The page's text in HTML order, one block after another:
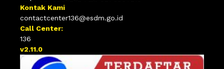
Kontak Kami
contactcenter136@esdm.go.id
Call Center:
136
v2.11.0